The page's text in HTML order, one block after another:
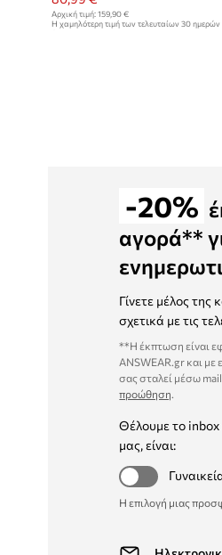
Αρχική τιμή: 159,90 €
Η χαμηλότερη τιμή των τελευταίων 30
-20%
αγορά**
Γίνετε μέλος της
σχετικά με τις
**Η έκπτωση είναι
ANSWEAR.gr και
σας σταλεί μέσω
προώθηση
Θέλουμε το inbox
μας, είναι:
Η επιλογή μιας